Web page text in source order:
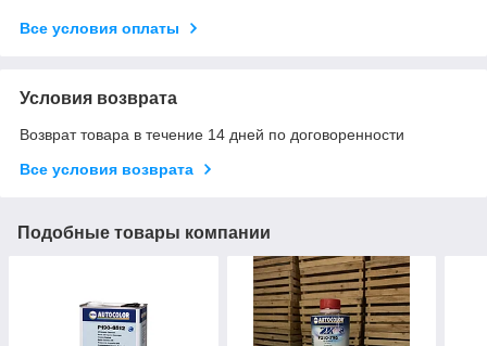
Все условия оплаты
Условия возврата
Возврат товара в течение 14 дней по договоренности
Все условия возврата
Подобные товары компании